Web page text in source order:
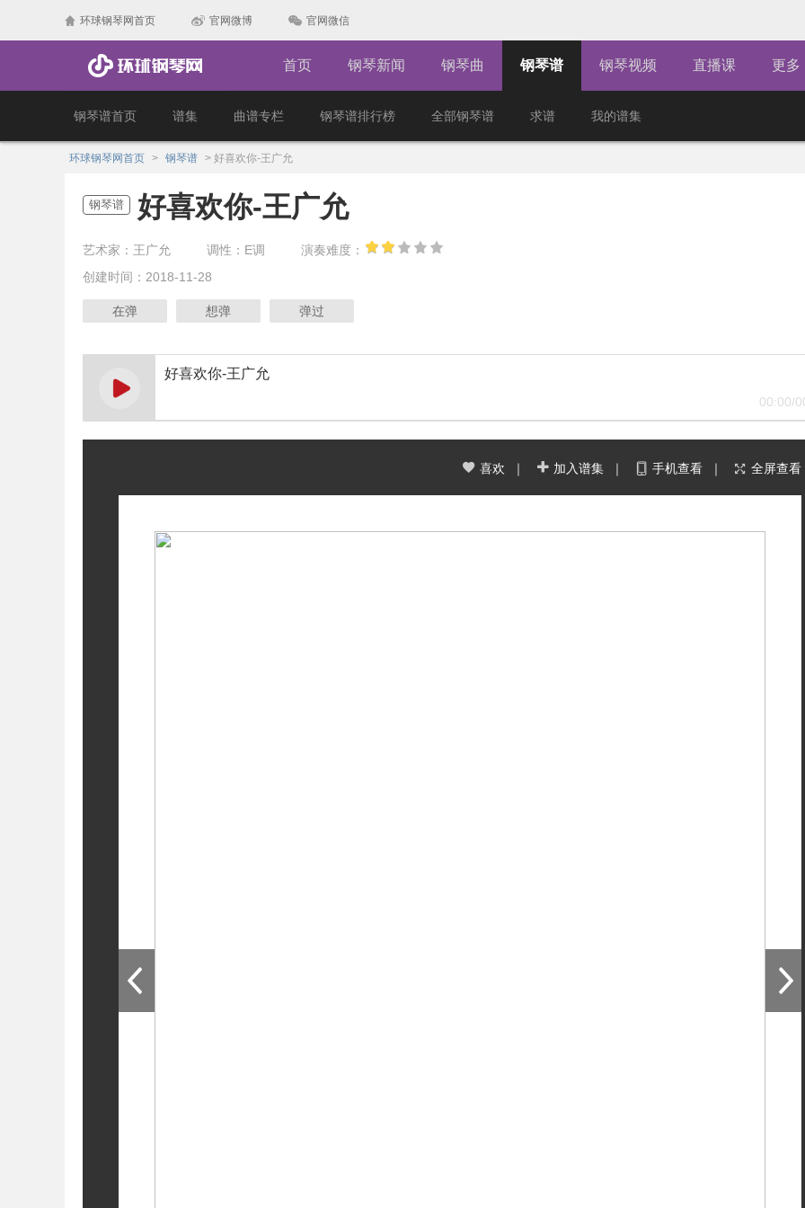
环球钢琴网首页 官网微博 官网微信
首页 钢琴新闻 钢琴曲 钢琴谱 钢琴视频 直播课 更多
钢琴谱首页 谱集 曲谱专栏 钢琴谱排行榜 全部钢琴谱 求谱 我的谱集
环球钢琴网首页 > 钢琴谱 > 好喜欢你-王广允
钢琴谱 好喜欢你-王广允
艺术家：王广允 调性：E调
演奏难度：
创建时间：2018-11-28
在弹 想弹 弹过
好喜欢你-王广允
00:00/
喜欢 ｜ 加入谱集 ｜ 手机查看 ｜ 全屏查看